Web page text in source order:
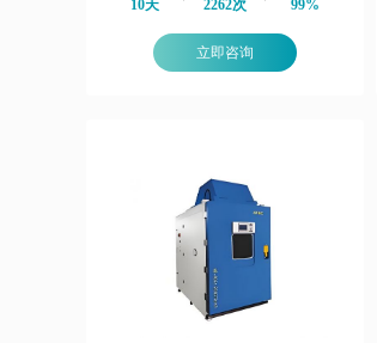
10天
2262次
99%
立即咨询